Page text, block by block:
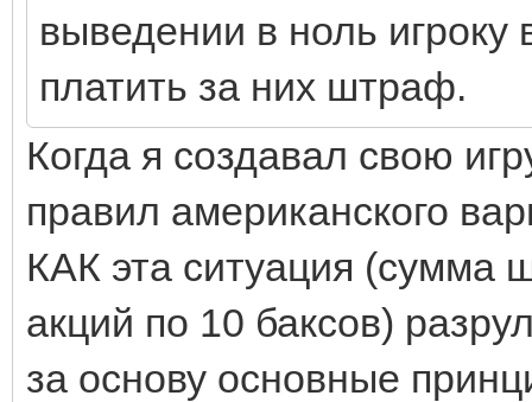
выведении в ноль игроку
платить за них штраф.
Когда я создавал свою
правил американского
КАК эта ситуация (сумма
акций по 10 баксов)
за основу основные